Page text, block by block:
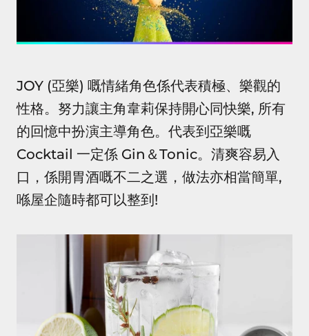
JOY (亞樂) 嘅情緒角色係代表積極、樂觀的
性格。 努力讓主角韋莉保持開心同快樂, 所有
的回憶中扮演主導角色。代表到亞樂嘅
Cocktail 一定係 Gin＆Tonic。清爽容易入
口，係開胃酒嘅不二之選，做法亦相當簡單,
喺屋企隨時都可以整到!